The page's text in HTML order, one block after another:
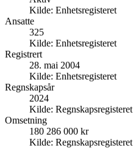
Kilde: Enhetsregisteret
Ansatte
325
Kilde: Enhetsregisteret
Registrert
28. mai 2004
Kilde: Enhetsregisteret
Regnskapsår
2024
Kilde: Regnskapsregisteret
Omsetning
180 286 000 kr
Kilde: Regnskapsregisteret